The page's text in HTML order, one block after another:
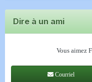
Dire à un ami
Vous aimez
Courriel